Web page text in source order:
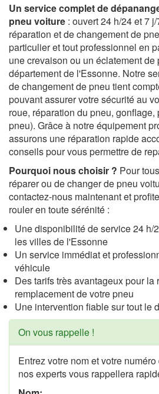
Un service complet de
pneu voiture : ouvert 24 h/24 et 7
réparation et de changement de
particulier et tout professionnel en
une crevaison ou un éclatement de
département de l'Essonne. Notre
de changement de pneu tient
pouvant assurer votre sécurité au
roue, réparation du pneu, gonflage,
pneu). Grâce à notre équipement
assurons une réparation rapide
conseils pour vous permettre de
Pourquoi nous choisir ? Pour
réparer ou de changer de pneu
contactez-nous maintenant et
rouler en toute sérénité :
Une disponibilité de service 24 h/
les villes de l'Essonne
Un service immédiat et
véhicule
Des tarifs très avantageux pour la
remplacement de votre pneu
Une intervention fiable sur tout le
On vous rappelle !
Entrez votre nom et votre
nos experts vous rappellera